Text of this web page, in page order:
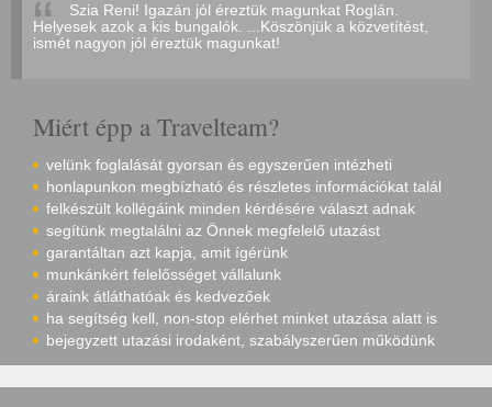
Szia Reni! Igazán jól éreztük magunkat Roglán.
Helyesek azok a kis bungalók. ...Köszönjük a közvetítést,
ismét nagyon jól éreztük magunkat!
Miért épp a Travelteam?
velünk foglalását gyorsan és egyszerűen intézheti
honlapunkon megbízható és részletes információkat talál
felkészült kollégáink minden kérdésére választ adnak
segítünk megtalálni az Önnek megfelelő utazást
garantáltan azt kapja, amit ígérünk
munkánkért felelősséget vállalunk
áraink átláthatóak és kedvezőek
ha segítség kell, non-stop elérhet minket utazása alatt is
bejegyzett utazási irodaként, szabályszerűen működünk